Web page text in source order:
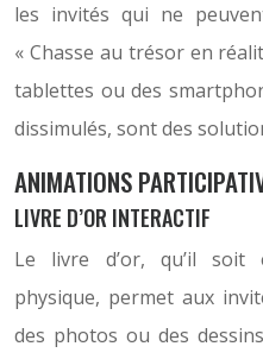
les invités qui ne
« Chasse au trésor en
tablettes ou des
dissimulés, sont des
ANIMATIONS
LIVRE D’OR INTERACTIF
Le livre d’or, qu’il soit
physique, permet aux
des photos ou des